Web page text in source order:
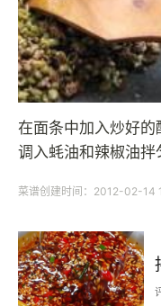
在面条中加入炒好
调入蚝油和辣椒油拌
菜谱创建时间：2012-02-14